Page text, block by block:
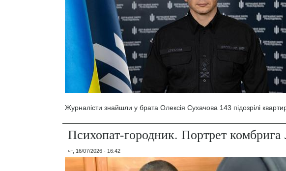
Журналісти знайшли у брата Олексія Сухачова 143 підозрілі
Психопат-городник. Портрет комбрига
чт, 16/07/2026 - 16:42